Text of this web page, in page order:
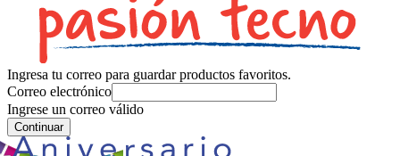
Ingresa tu correo para guardar productos favoritos.
Correo electrónico
Ingrese un correo válido
Continuar